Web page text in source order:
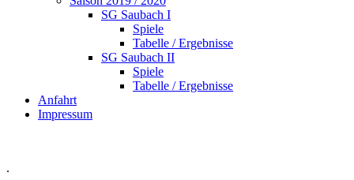
SG Saubach I
Spiele
Tabelle / Ergebnisse
SG Saubach II
Spiele
Tabelle / Ergebnisse
Anfahrt
Impressum
.